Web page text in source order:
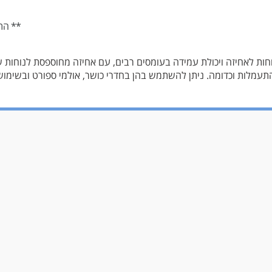
**
וכדומה. ניתן להשתמש בהן בחדרי כושר, אולמי ספורט